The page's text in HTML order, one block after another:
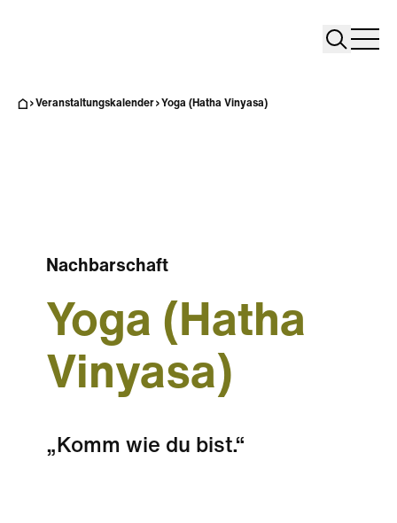
Search
Veranstaltungskalender Yoga (Hatha Vinyasa)
Nachbarschaft
Yoga (Hatha
Vinyasa)
„Komm wie du bist.“